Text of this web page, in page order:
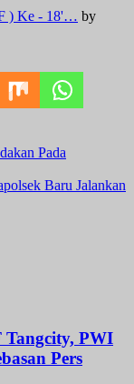
) Ke - 18'… by
Pada
Baru Jalankan
PWI
Pers